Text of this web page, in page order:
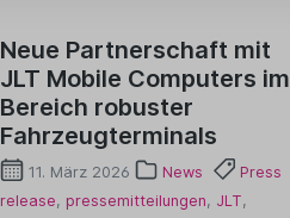
Neue Partnerschaft mit
JLT Mobile Computers im
Bereich robuster
Fahrzeugterminals
11. März 2026 News
Press
release, pressemitteilungen, JLT,